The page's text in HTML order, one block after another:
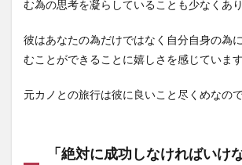
む為の思考を凝らしていることも少なくあり
彼はあなたの為だけではなく自分自身の為
むことができることに嬉しさを感じています
元カノとの旅行は彼に良いこと尽くめなので
「絶対に成功しなければいけ